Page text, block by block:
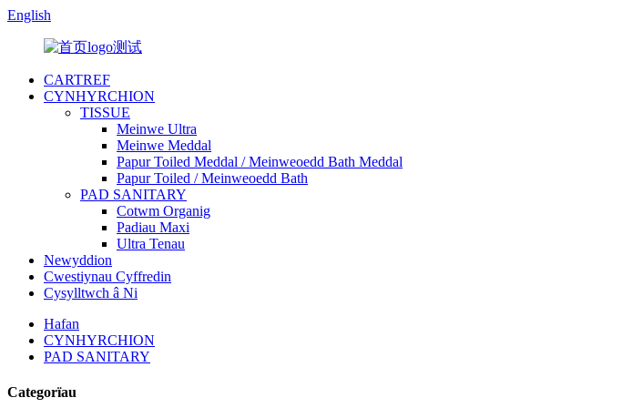
English
CARTREF
CYNHYRCHION
TISSUE
Meinwe Ultra
Meinwe Meddal
Papur Toiled Meddal / Meinweoedd Bath Meddal
Papur Toiled / Meinweoedd Bath
PAD SANITARY
Cotwm Organig
Padiau Maxi
Ultra Tenau
Newyddion
Cwestiynau Cyffredin
Cysylltwch â Ni
Hafan
CYNHYRCHION
PAD SANITARY
Categorïau